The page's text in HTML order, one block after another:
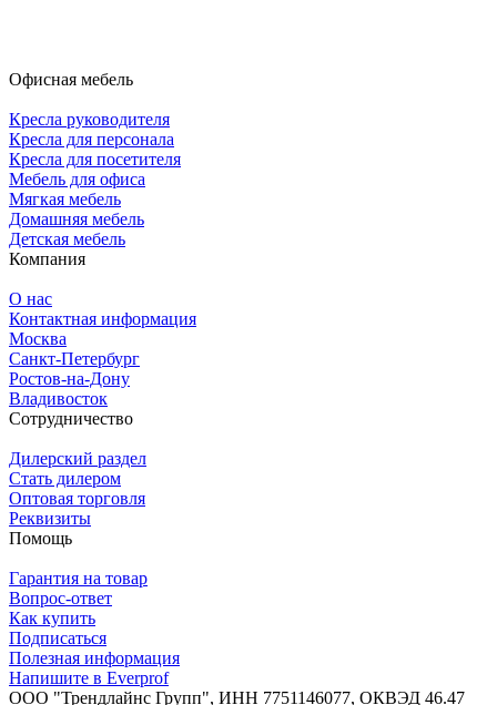
Офисная мебель
Кресла руководителя
Кресла для персонала
Кресла для посетителя
Мебель для офиса
Мягкая мебель
Домашняя мебель
Детская мебель
Компания
О нас
Контактная информация
Москва
Санкт-Петербург
Ростов-на-Дону
Владивосток
Сотрудничество
Дилерский раздел
Стать дилером
Оптовая торговля
Реквизиты
Помощь
Гарантия на товар
Вопрос-ответ
Как купить
Подписаться
Полезная информация
Напишите в Everprof
ООО "Трендлайнс Групп", ИНН 7751146077, ОКВЭД 46.47